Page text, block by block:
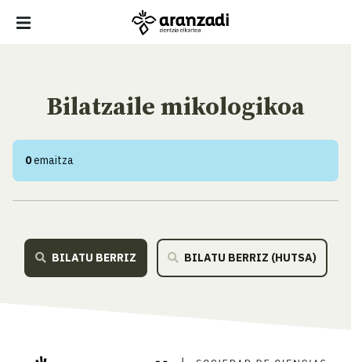
Bilatzaile mikologikoa
0emaitza
BILATU BERRIZ BILATU BERRIZ (HUTSA)